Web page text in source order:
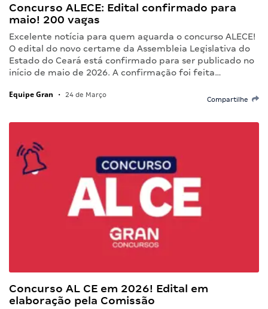
Concurso ALECE: Edital confirmado para
maio! 200 vagas
Excelente notícia para quem aguarda o concurso ALECE!
O edital do novo certame da Assembleia Legislativa do
Estado do Ceará está confirmado para ser publicado no
início de maio de 2026. A confirmação foi feita…
Equipe Gran • 24 de Março
Compartilhe
Concurso AL CE em 2026! Edital em
elaboração pela Comissão